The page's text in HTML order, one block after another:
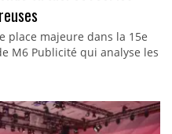
place majeure dans la 15e
M6 Publicité qui analyse les